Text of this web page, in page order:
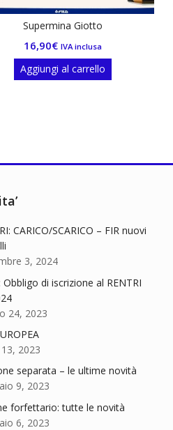
Supermina Giotto
16,90€ IVA inclusa
Aggiungi al carrello
CARICO/SCARICO – FIR nuovi
3, 2024
Obbligo di iscrizione al RENTRI
24, 2023
2023
separata – le ultime novità
9, 2023
forfettario: tutte le novità
6, 2023